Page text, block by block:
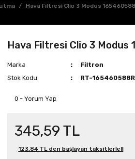
Hava Filtresi Clio 3 Modus
Hava Filtresi Clio 3 Modus
Marka
Filtron
Stok Kodu
RT-
0 - Yorum Yap
345,59 TL
123,84 TL den başlayan taksitlerle!!